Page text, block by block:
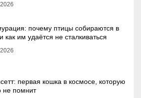
почему птицы собираются в
как им удаётся не сталкиваться
первая кошка в космосе, которую
не помнит